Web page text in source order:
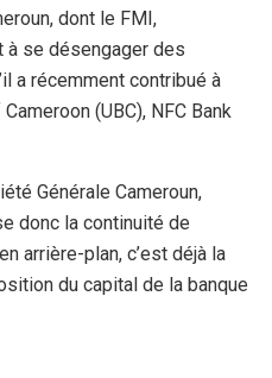
dont le FMI,
à se désengager des
a récemment contribué à
(UBC), NFC Bank
Générale Cameroun,
donc la continuité de
arrière-plan, c’est déjà la
du capital de la banque